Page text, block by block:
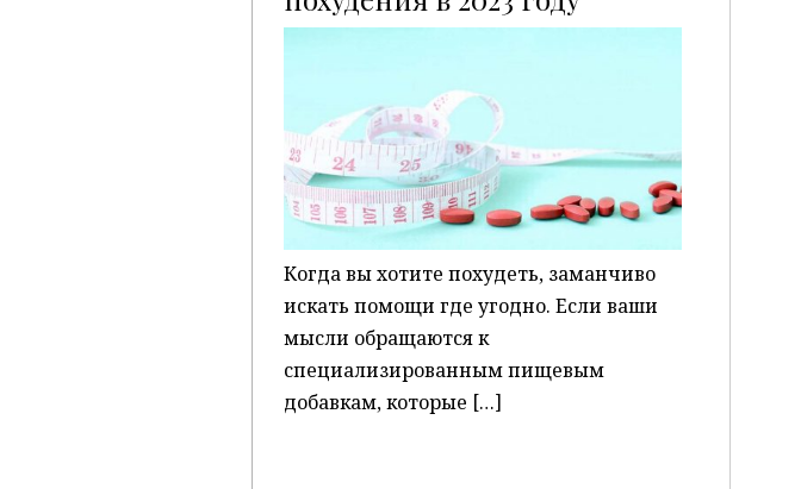
P
Когда вы хотите похудеть, заманчиво
искать помощи где угодно. Если ваши
мысли обращаются к
специализированным пищевым
добавкам, которые […]